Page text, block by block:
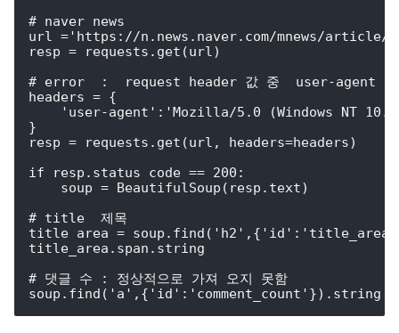
# naver news
url ='https://n.news.naver.com/mnews/article/
resp = requests.get(url)
# error  :  request header 값 중  user-agent 값
headers = {
'user-agent':'Mozilla/5.0 (Windows NT
}
resp = requests.get(url, headers=headers)
if resp.status_code == 200:
    soup = BeautifulSoup(resp.text)
# title  제목
title_area =
title_area.span.string
# 댓글 수 : 정상적으로 가져 오지 못함
soup.find('a',{'id':'comment_count'}).string